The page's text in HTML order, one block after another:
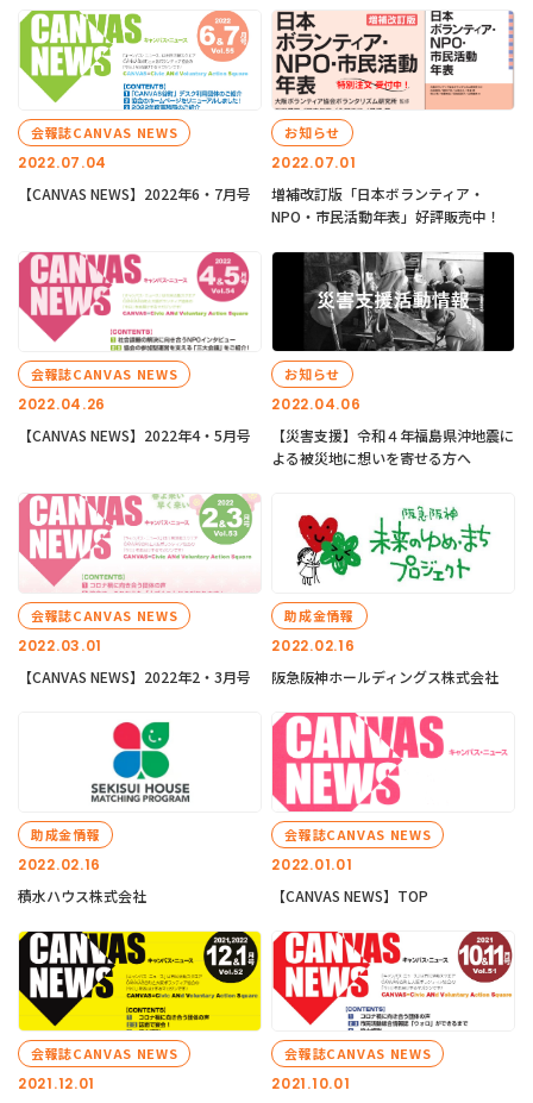
2022.07.04
会報誌CANVAS NEWS
【CANVAS NEWS】2022年6・7月号
2022.07.01
お知らせ
増補改訂版「日本ボランティア・
NPO・市民活動年表」好評販売中！
2022.04.26
会報誌CANVAS NEWS
【CANVAS NEWS】2022年4・5月号
2022.04.06
お知らせ
【災害支援】令和４年福島県沖地震に
よる被災地に想いを寄せる方へ
2022.03.01
会報誌CANVAS NEWS
【CANVAS NEWS】2022年2・3月号
2022.02.16
助成金情報
阪急阪神ホールディングス株式会社
2022.02.16
助成金情報
積水ハウス株式会社
2022.01.01
会報誌CANVAS NEWS
【CANVAS NEWS】TOP
2021.12.01
会報誌CANVAS NEWS
2021.10.01
会報誌CANVAS NEWS